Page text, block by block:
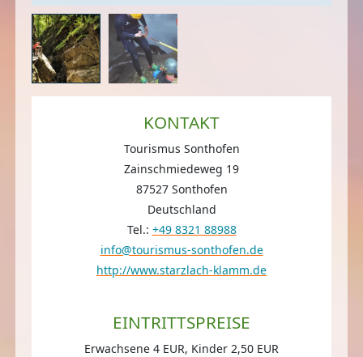
KONTAKT
Tourismus Sonthofen
Zainschmiedeweg 19
87527 Sonthofen
Deutschland
Tel.: +49 8321 88988
info@tourismus-sonthofen.de
http://www.starzlach-klamm.de
EINTRITTSPREISE
Erwachsene 4 EUR, Kinder 2,50 EUR